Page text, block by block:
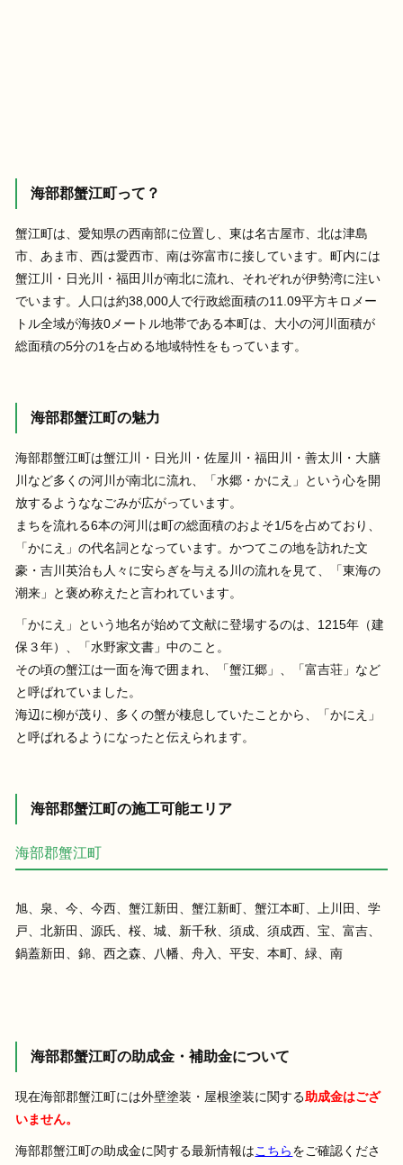
海部郡蟹江町って？
蟹江町は、愛知県の西南部に位置し、東は名古屋市、北は津島
市、あま市、西は愛西市、南は弥富市に接しています。町内には
蟹江川・日光川・福田川が南北に流れ、それぞれが伊勢湾に注い
でいます。人口は約38,000人で行政総面積の11.09平方キロメー
トル全域が海抜0メートル地帯である本町は、大小の河川面積が
総面積の5分の1を占める地域特性をもっています。
海部郡蟹江町の魅力
海部郡蟹江町は蟹江川・日光川・佐屋川・福田川・善太川・大膳
川など多くの河川が南北に流れ、「⽔郷・かにえ」という⼼を開
放するようななごみが広がっています。
まちを流れる6本の河川は町の総⾯積のおよそ1/5を占めており、
「かにえ」の代名詞となっています。かつてこの地を訪れた⽂
豪・吉川英治も⼈々に安らぎを与える川の流れを⾒て、「東海の
潮来」と褒め称えたと⾔われています。
「かにえ」という地名が始めて⽂献に登場するのは、1215年（建
保３年）、「⽔野家⽂書」中のこと。
その頃の蟹江は⼀⾯を海で囲まれ、「蟹江郷」、「富吉荘」など
と呼ばれていました。
海辺に柳が茂り、多くの蟹が棲息していたことから、「かにえ」
と呼ばれるようになったと伝えられます。
海部郡蟹江町の施工可能エリア
海部郡蟹江町
旭、泉、今、今西、蟹江新田、蟹江新町、蟹江本町、上川田、学
戸、北新田、源氏、桜、城、新千秋、須成、須成西、宝、富吉、
鍋蓋新田、錦、西之森、八幡、舟入、平安、本町、緑、南
海部郡蟹江町の助成金・補助金について
現在海部郡蟹江町には外壁塗装・屋根塗装に関する 助成金はござ
いません。
海部郡蟹江町の助成金に関する最新情報はこちらをご確認くださ